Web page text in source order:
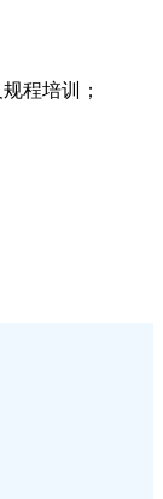
程培训；